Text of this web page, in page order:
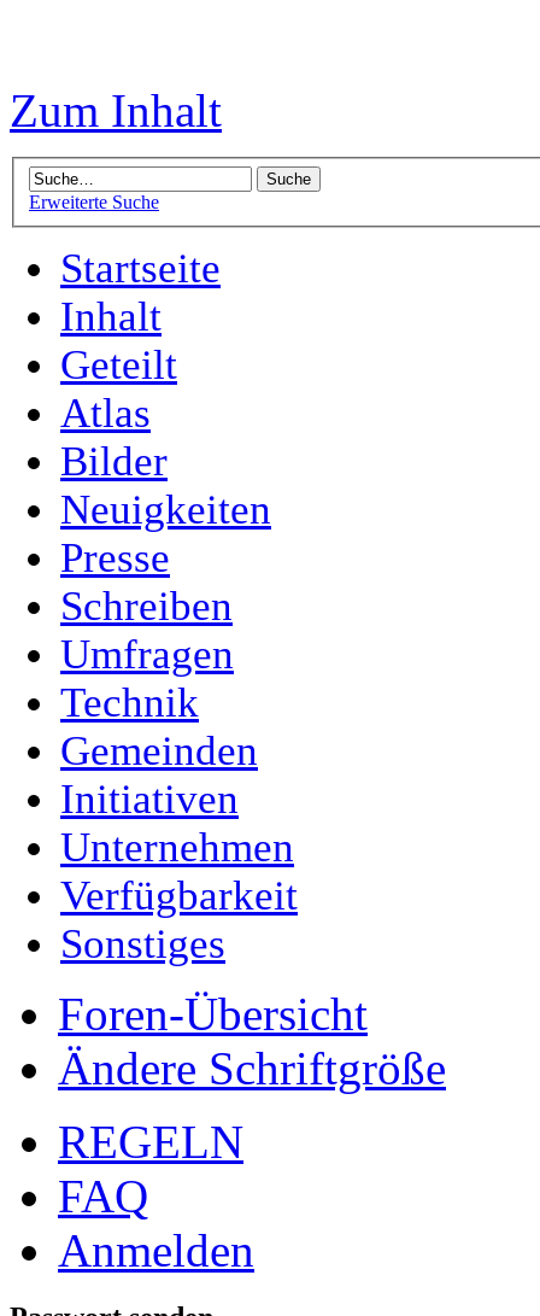
Zum Inhalt
Erweiterte Suche
Startseite
Inhalt
Geteilt
Atlas
Bilder
Neuigkeiten
Presse
Schreiben
Umfragen
Technik
Gemeinden
Initiativen
Unternehmen
Verfügbarkeit
Sonstiges
Foren-Übersicht
Ändere Schriftgröße
REGELN
FAQ
Anmelden